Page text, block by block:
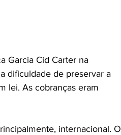
Garcia Cid Carter na
dificuldade de preservar a
lei. As cobranças eram
internacional. O